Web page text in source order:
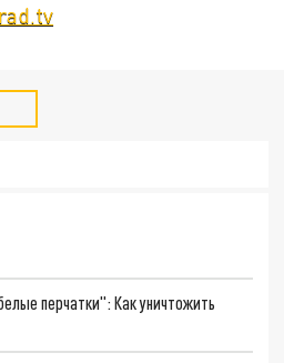
перчатки": Как уничтожить